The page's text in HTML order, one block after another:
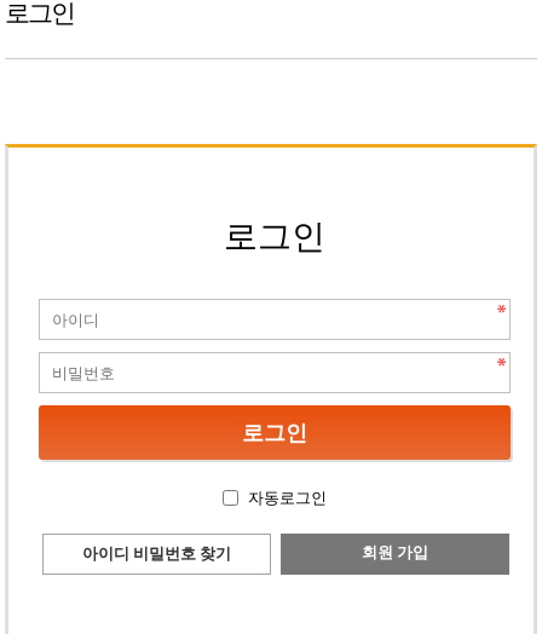
로그인
로그인
자동로그인
아이디 비밀번호 찾기 회원 가입